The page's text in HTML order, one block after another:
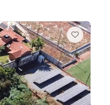
e barracões para venda
na planta em Jardim
milhares de ofertas
segurança e
comprar ou alugar um